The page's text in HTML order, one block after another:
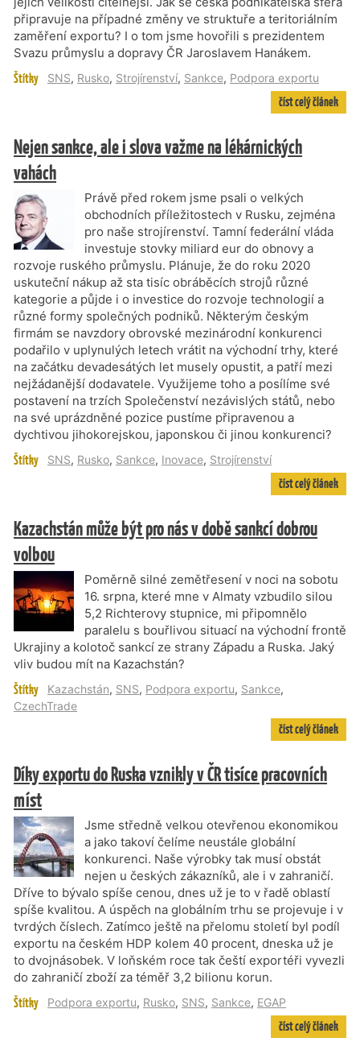
připravuje na případné změny ve struktuře a teritoriálním
zaměření exportu? I o tom jsme hovořili s prezidentem
Svazu průmyslu a dopravy ČR Jaroslavem Hanákem.
Štítky SNS, Rusko, Strojírenství, Sankce, Podpora exportu
číst celý článek
Nejen sankce, ale i slova važme na lékárnických
vahách
Právě před rokem jsme psali o velkých
obchodních příležitostech v Rusku, zejména
pro naše strojírenství. Tamní federální vláda
investuje stovky miliard eur do obnovy a
rozvoje ruského průmyslu. Plánuje, že do roku 2020
uskuteční nákup až sta tisíc obráběcích strojů různé
kategorie a půjde i o investice do rozvoje technologií a
různé formy společných podniků. Některým českým
firmám se navzdory obrovské mezinárodní konkurenci
podařilo v uplynulých letech vrátit na východní trhy, které
na začátku devadesátých let musely opustit, a patří mezi
nejžádanější dodavatele. Využijeme toho a posílíme své
postavení na trzích Společenství nezávislých států, nebo
na své uprázdněné pozice pustíme připravenou a
dychtivou jihokorejskou, japonskou či jinou konkurenci?
Štítky SNS, Rusko, Sankce, Inovace, Strojírenství
číst celý článek
Kazachstán může být pro nás v době sankcí dobrou
volbou
Poměrně silné zemětřesení v noci na sobotu
16. srpna, které mne v Almaty vzbudilo silou
5,2 Richterovy stupnice, mi připomnělo
paralelu s bouřlivou situací na východní frontě
Ukrajiny a kolotoč sankcí ze strany Západu a Ruska. Jaký
vliv budou mít na Kazachstán?
Štítky Kazachstán, SNS, Podpora exportu, Sankce,
CzechTrade
číst celý článek
Díky exportu do Ruska vznikly v ČR tisíce pracovních
míst
Jsme středně velkou otevřenou ekonomikou
a jako takoví čelíme neustále globální
konkurenci. Naše výrobky tak musí obstát
nejen u českých zákazníků, ale i v zahraničí.
Dříve to bývalo spíše cenou, dnes už je to v řadě oblastí
spíše kvalitou. A úspěch na globálním trhu se projevuje i v
tvrdých číslech. Zatímco ještě na přelomu století byl podíl
exportu na českém HDP kolem 40 procent, dneska už je
to dvojnásobek. V loňském roce tak čeští exportéři vyvezli
do zahraničí zboží za téměř 3,2 bilionu korun.
Štítky Podpora exportu, Rusko, SNS, Sankce, EGAP
číst celý článek